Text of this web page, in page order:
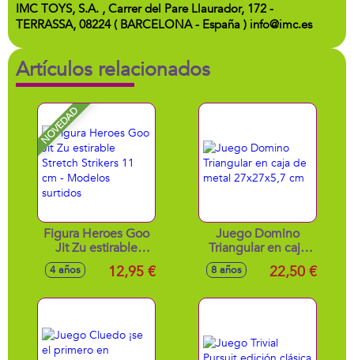
IMC TOYS, S.A. , Carrer del Pare Llaurador, 172 -
TERRASSA, 08224 ( BARCELONA - España ) info@imc.es
Artículos relacionados
NOVEDAD
Figura Heroes Goo
Jit Zu estirable
Stretch Strikers 11
cm - Modelos
4 años 12,95 €
Juego Domino
Triangular en caja
de metal
27x27x5,7 cm
8 años 22,50 €